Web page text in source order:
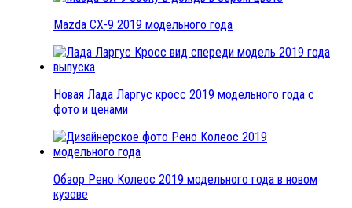
Mazda CX-9 2019 модельного года
Новая Лада Ларгус кросс 2019 модельного года с
фото и ценами
Обзор Рено Колеос 2019 модельного года в новом
кузове